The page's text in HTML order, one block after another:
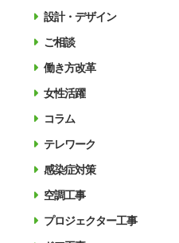
設計・デザイン
ご相談
働き方改革
女性活躍
コラム
テレワーク
感染症対策
空調工事
プロジェクター工事